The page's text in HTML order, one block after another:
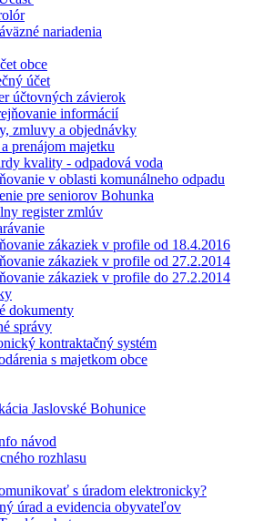
nariadenia
obce
účet
účtovných závierok
informácií
zmluvy a objednávky
prenájom majetku
kvality - odpadová voda
v oblasti komunálneho odpadu
pre seniorov Bohunka
register zmlúv
zákaziek v profile od 18.4.2016
zákaziek v profile od 27.2.2014
zákaziek v profile do 27.2.2014
dokumenty
správy
kontraktačný systém
s majetkom obce
Jaslovské Bohunice
návod
rozhlasu
s úradom elektronicky?
úrad a evidencia obyvateľov